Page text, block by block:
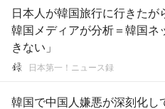
日本人が韓国旅行に行きたが
韓国メディアが分析＝韓国ネ
きない」
日本第一！ニュース録
韓国で中国人嫌悪が深刻化し